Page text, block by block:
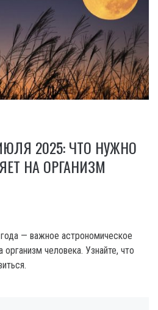
2025: ЧТО НУЖНО
НА ОРГАНИЗМ
— важное астрономическое
организм человека. Узнайте, что